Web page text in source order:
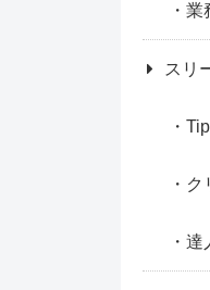
業
スリ
ク
達